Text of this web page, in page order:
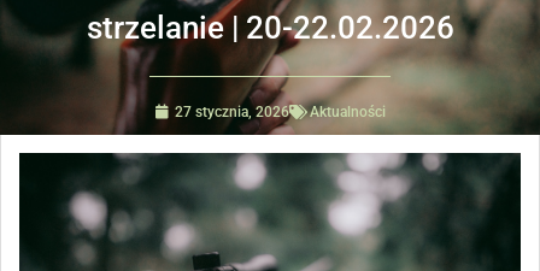
strzelanie | 20-22.02.2026
27 stycznia, 2026 Aktualności